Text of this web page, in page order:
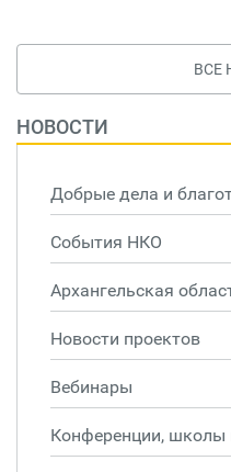
ВСЕ
НОВОСТИ
Добрые дела и
События НКО
Архангельская
Новости проектов
Вебинары
Конференции, школы